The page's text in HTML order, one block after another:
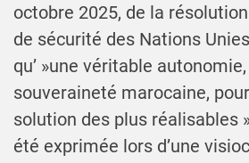
octobre 2025, de la
de sécurité des Nations
qu’ »une véritable
souveraineté marocaine,
solution des plus réalisables
été exprimée lors d’une